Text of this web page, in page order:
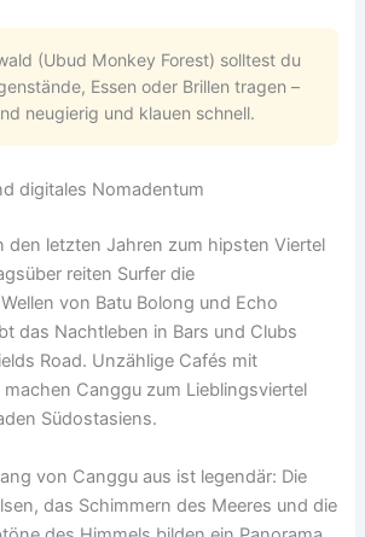
(Ubud Monkey Forest) solltest du
Essen oder Brillen tragen –
neugierig und klauen schnell.
digitales Nomadentum
den letzten Jahren zum hipsten Viertel
reiten Surfer die
von Batu Bolong und Echo
das Nachtleben in Bars und Clubs
Road. Unzählige Cafés mit
Canggu zum Lieblingsviertel
Südostasiens.
von Canggu aus ist legendär: Die
das Schimmern des Meeres und die